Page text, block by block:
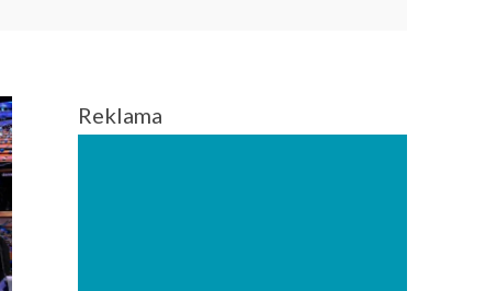
Reklama